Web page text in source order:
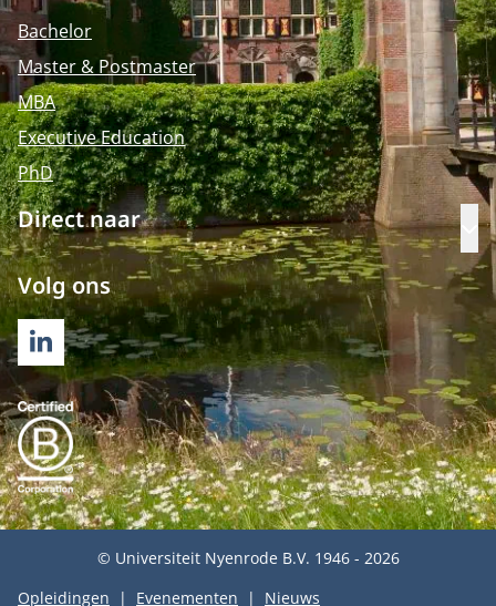
Bachelor
Master & Postmaster
MBA
Executive Education
PhD
Direct naar
Volg ons
LINKEDIN
© Universiteit Nyenrode B.V. 1946 - 2026
Opleidingen
Evenementen Nieuws